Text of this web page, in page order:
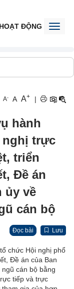
ĐỘNG
A- A A+ |
hành
nghị trực
triển
Đề án
ủy về
cán bộ
Đọc bài Lưu
chức Hội nghị phổ
Đề án của Ban
cán bộ bằng
tiếp và trực